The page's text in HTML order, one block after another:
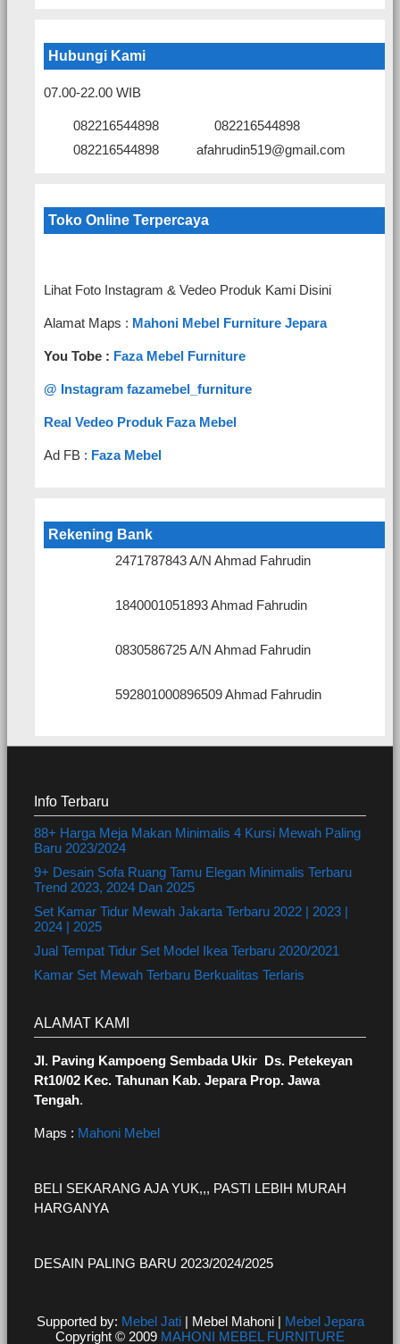
Hubungi Kami
07.00-22.00 WIB
082216544898
082216544898
082216544898
afahrudin519@gmail.com
Toko Online Terpercaya
Lihat Foto Instagram & Vedeo Produk Kami Disini
Alamat Maps : Mahoni Mebel Furniture Jepara
You Tobe : Faza Mebel Furniture
@ Instagram fazamebel_furniture
Real Vedeo Produk Faza Mebel
Ad FB : Faza Mebel
Rekening Bank
2471787843 A/N Ahmad Fahrudin
1840001051893 Ahmad Fahrudin
0830586725 A/N Ahmad Fahrudin
592801000896509 Ahmad Fahrudin
Info Terbaru
88+ Harga Meja Makan Minimalis 4 Kursi Mewah Paling
Baru 2023/2024
9+ Desain Sofa Ruang Tamu Elegan Minimalis Terbaru
Trend 2023, 2024 Dan 2025
Set Kamar Tidur Mewah Jakarta Terbaru 2022 | 2023 |
2024 | 2025
Jual Tempat Tidur Set Model Ikea Terbaru 2020/2021
Kamar Set Mewah Terbaru Berkualitas Terlaris
ALAMAT KAMI
Jl. Paving Kampoeng Sembada Ukir Ds. Petekeyan
Rt10/02 Kec. Tahunan Kab. Jepara Prop. Jawa
Tengah.
Maps : Mahoni Mebel
BELI SEKARANG AJA YUK,,, PASTI LEBIH MURAH
HARGANYA
DESAIN PALING BARU 2023/2024/2025
Supported by: Mebel Jati| Mebel Mahoni | Mebel Jepara
Copyright © 2009 MAHONI MEBEL FURNITURE